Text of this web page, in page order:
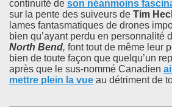
continuité de son néanmoins
sur la pente des suiveurs de Tim
lames fantasmatiques de drones
bien qu’ayant perdu en personnalité
North Bend, font tout de même leur
bien de toute façon que quelqu’un
après que le sus-nommé Canadien
mettre plein la vue au détriment de